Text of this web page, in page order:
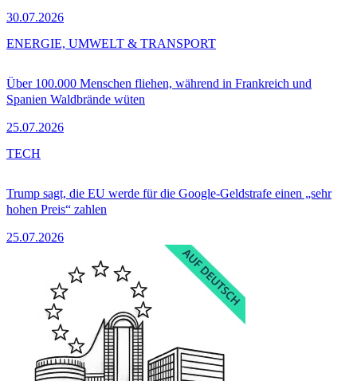
30.07.2026
Über 100.000 Menschen fliehen, während in Frankreich und
Spanien Waldbrände wüten
25.07.2026
ENERGIE, UMWELT & TRANSPORT
Trump sagt, die EU werde für die Google-Geldstrafe einen „sehr
hohen Preis“ zahlen
25.07.2026
TECH